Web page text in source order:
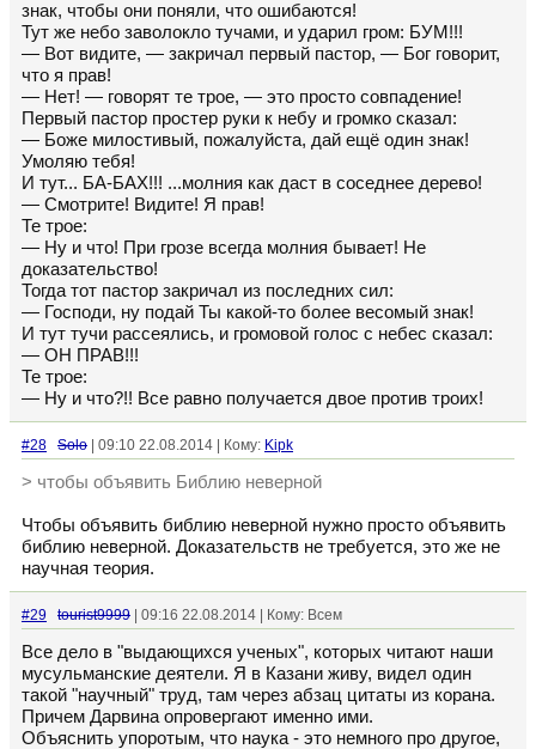
знак, чтобы они поняли, что ошибаются!
Тут же небо заволокло тучами, и ударил гром: БУМ!!!
— Вот видите, — закричал первый пастор, — Бог говорит,
что я прав!
— Нет! — говорят те трое, — это просто совпадение!
Первый пастор простер руки к небу и громко сказал:
— Боже милостивый, пожалуйста, дай ещё один знак!
Умоляю тебя!
И тут... БА-БАХ!!! ...молния как даст в соседнее дерево!
— Смотрите! Видите! Я прав!
Те трое:
— Ну и что! При грозе всегда молния бывает! Не
доказательство!
Тогда тот пастор закричал из последних сил:
— Господи, ну подай Ты какой-то более весомый знак!
И тут тучи рассеялись, и громовой голос с небес сказал:
— ОН ПРАВ!!!
Те трое:
— Ну и что?!! Все равно получается двое против троих!
#28 Solo | 09:10 22.08.2014 | Кому: Kipk
> чтобы объявить Библию неверной
Чтобы объявить библию неверной нужно просто объявить
библию неверной. Доказательств не требуется, это же не
научная теория.
#29 tourist9999 | 09:16 22.08.2014 | Кому: Всем
Все дело в "выдающихся ученых", которых читают наши
мусульманские деятели. Я в Казани живу, видел один
такой "научный" труд, там через абзац цитаты из корана.
Причем Дарвина опровергают именно ими.
Объяснить упоротым, что наука - это немного про другое,